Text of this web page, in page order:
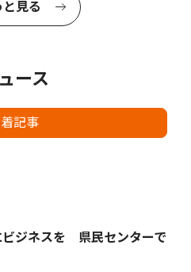
と見る
ース
記事
ビジネスを 県民センターで